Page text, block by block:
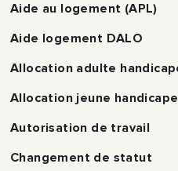
Aide au logement (APL)
Aide logement DALO
Allocation adulte
Allocation jeune
Autorisation de travail
Changement de statut